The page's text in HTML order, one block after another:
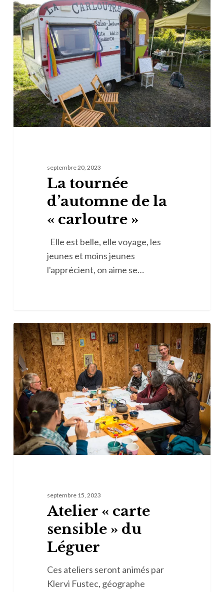
tournée
d’automne
de
la
« carloutre »
septembre 20, 2023
La tournée
d’automne de la
« carloutre »
Elle est belle, elle voyage, les
jeunes et moins jeunes
l'apprécient, on aime se…
Atelier
« carte
sensible »
du
Léguer
septembre 15, 2023
Atelier « carte
sensible » du
Léguer
Ces ateliers seront animés par
Klervi Fustec, géographe